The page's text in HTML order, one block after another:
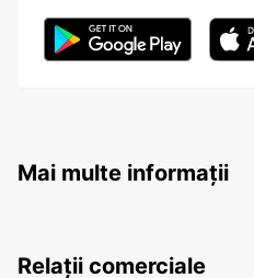
Mai multe informații
Relații comerciale